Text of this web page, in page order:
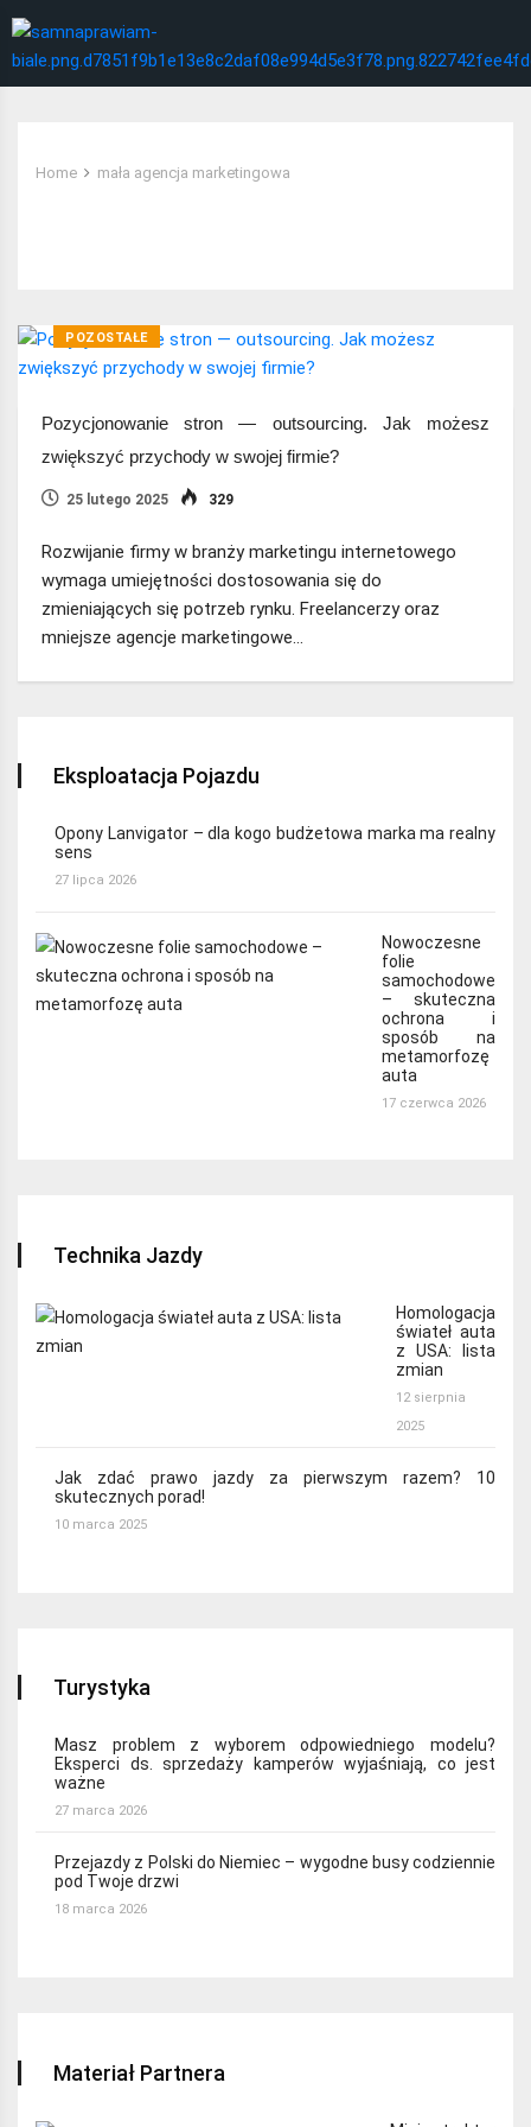
Home mała agencja marketingowa
POZOSTAŁE
Pozycjonowanie stron — outsourcing. Jak możesz
zwiększyć przychody w swojej firmie?
25 lutego 2025 329
Rozwijanie firmy w branży marketingu internetowego
wymaga umiejętności dostosowania się do
zmieniających się potrzeb rynku. Freelancerzy oraz
mniejsze agencje marketingowe…
Eksploatacja Pojazdu
Opony Lanvigator – dla kogo budżetowa marka ma realny
sens
27 lipca 2026
Nowoczesne
folie
samochodowe
– skuteczna
ochrona i
sposób na
metamorfozę
auta
17 czerwca 2026
Technika Jazdy
Homologacja
świateł auta
z USA: lista
zmian
12 sierpnia
2025
Jak zdać prawo jazdy za pierwszym razem? 10
skutecznych porad!
10 marca 2025
Turystyka
Masz problem z wyborem odpowiedniego modelu?
Eksperci ds. sprzedaży kamperów wyjaśniają, co jest
ważne
27 marca 2026
Przejazdy z Polski do Niemiec – wygodne busy codziennie
pod Twoje drzwi
18 marca 2026
Materiał Partnera